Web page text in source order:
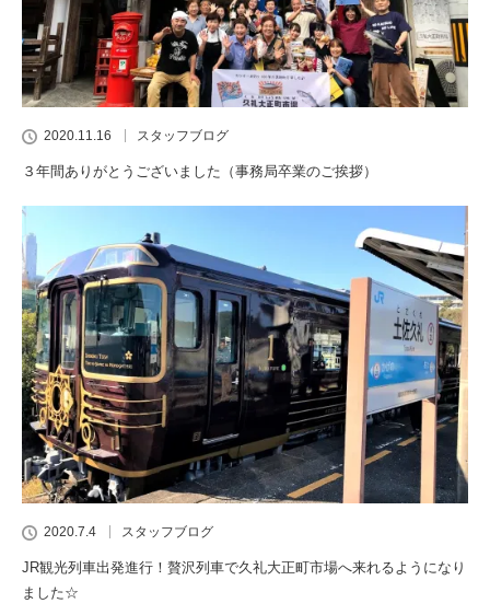
2020.11.16 スタッフブログ
３年間ありがとうございました（事務局卒業のご挨拶）
2020.7.4 スタッフブログ
JR観光列車出発進行！贅沢列車で久礼大正町市場へ来れるようになり
ました☆